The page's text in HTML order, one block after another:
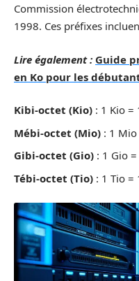
Commission
1998. Ces préfixes
Lire également : Guide
en Ko pour les
Kibi-octet (Kio) : 1 Kio =
Mébi-octet (Mio) : 1
Gibi-octet (Gio) : 1 Gio
Tébi-octet (Tio) : 1 Tio =